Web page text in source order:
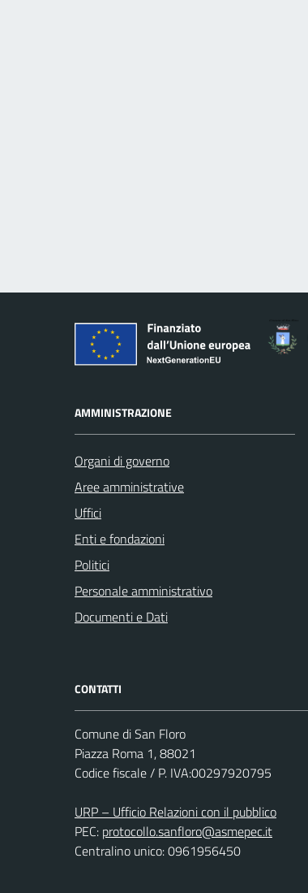
AMMINISTRAZIONE
Organi di governo
Aree amministrative
Uffici
Enti e fondazioni
Politici
Personale amministrativo
Documenti e Dati
CONTATTI
Comune di San Floro
Piazza Roma 1, 88021
Codice fiscale / P. IVA:00297920795
URP – Ufficio Relazioni con il pubblico
PEC: protocollo.sanfloro@asmepec.it
Centralino unico: 0961956450